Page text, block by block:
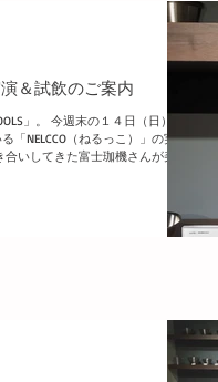
＆試飲のご案内
」。 今週末の１４日（日）、
「NELCCO（ねるっこ）」の実演
いしてきた富士珈機さんが美味